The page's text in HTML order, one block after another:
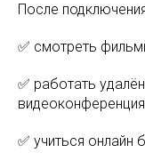
После
✅ смотреть
✅ работать
✅ учиться онлайн